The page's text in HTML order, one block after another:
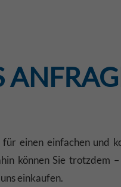
einen einfachen und
können Sie trotzdem
einkaufen.